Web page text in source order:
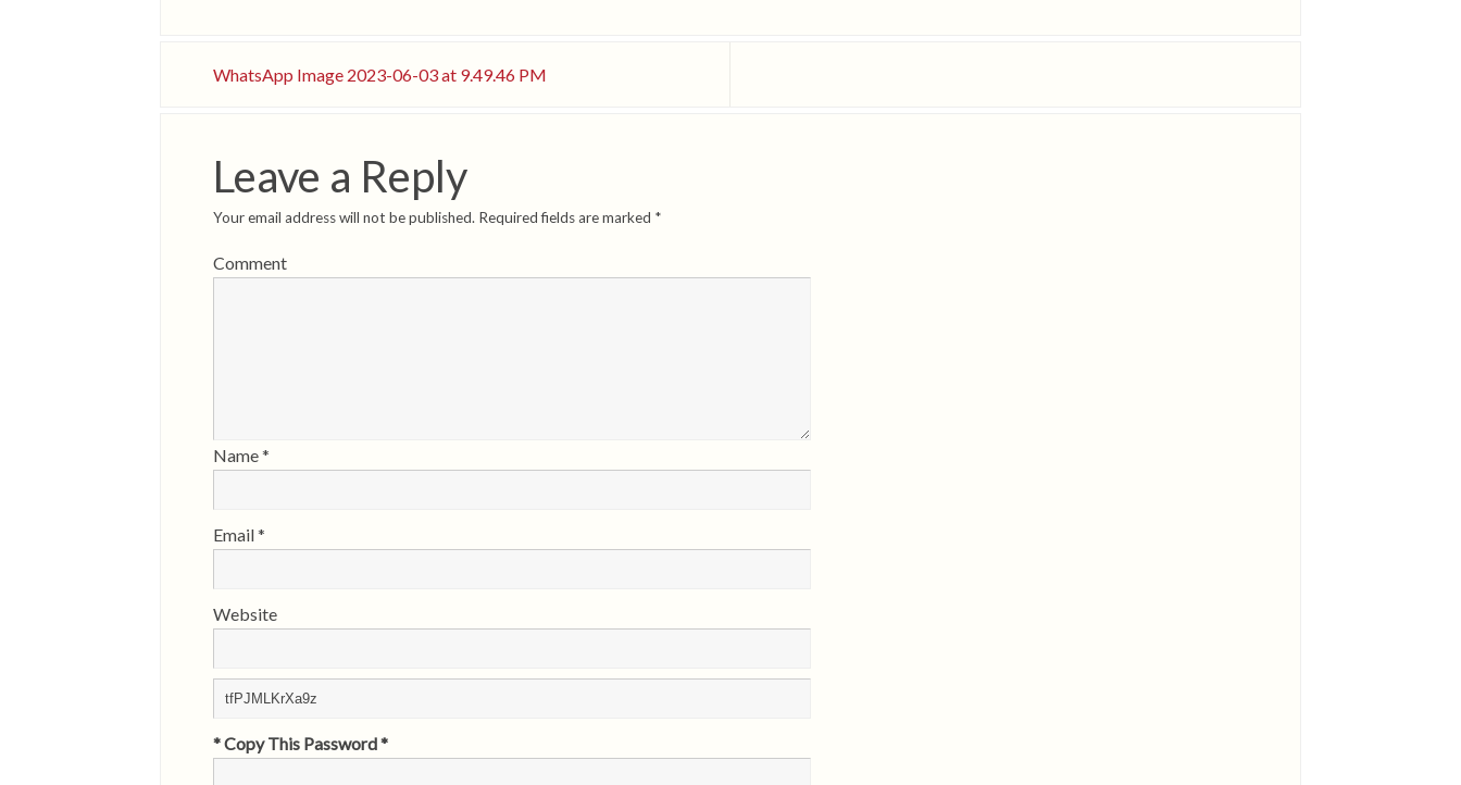
WhatsApp Image 2023-06-03 at 9.49.46 PM
Leave a Reply
Your email address will not be published. Required fields are marked *
Comment
Name*
Email*
Website
* Copy This Password *